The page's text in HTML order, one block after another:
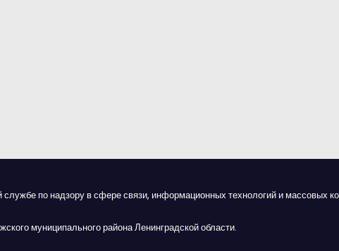
службе по надзору в сфере связи, информационных технологий и массовых
муниципального района Ленинградской области.